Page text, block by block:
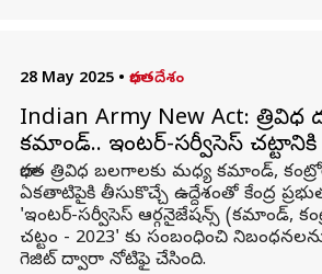
28 May 2025 • భారతదేశం
Indian Army New Act:
కమాండ్.. ఇంటర్-సర్వీసెస్
భారత త్రివిధ బలగాలకు మధ్య కమాండ్,
ఏకతాటిపైకి తీసుకొచ్చే ఉద్దేశంతో కేంద్ర
'ఇంటర్-సర్వీసెస్ ఆర్గనైజేషన్స్ (కమాండ్,
చట్టం - 2023' కు సంబంధించి
గెజిట్ ద్వారా నోటిఫై చేసింది.